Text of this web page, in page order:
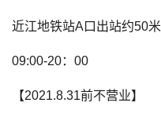
近江地铁站A口出站约50米
09:00-20：00
【2021.8.31前不营业】